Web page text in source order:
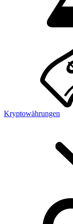
Kryptowährungen